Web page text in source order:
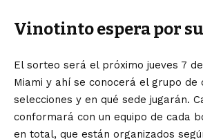
Vinotinto espera por
El sorteo será el próximo jueves 7
Miami y ahí se conocerá el grupo de
selecciones y en qué sede jugarán.
conformará con un equipo de cada
en total, que están organizados